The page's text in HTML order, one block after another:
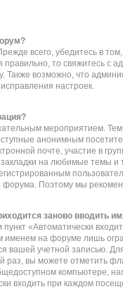
всего, убедитесь в
правильно, то свяжитесь с
Также возможно, что
настроек.
мероприятием.
анонимным
почте, участие в
на любимые темы и
Поэтому мы
заново вводить
«Автоматически
именем на форуме лишь
вашей учетной записью.
раз, вы можете отметить
компьютере,
входить при каждом